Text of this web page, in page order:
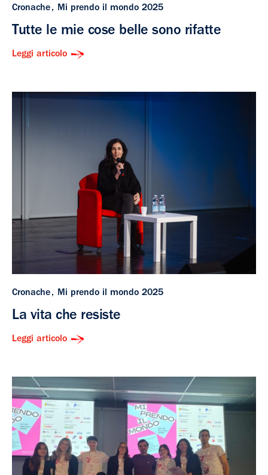
Cronache Mi prendo il mondo 2025
Tutte le mie cose belle sono rifatte
Leggi articolo
Cronache Mi prendo il mondo 2025
La vita che resiste
Leggi articolo